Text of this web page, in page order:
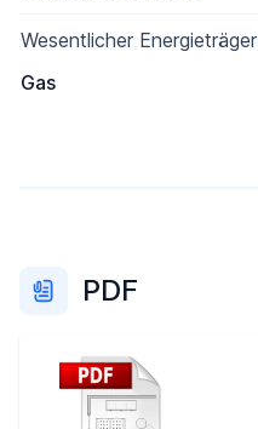
Wesentlicher Energieträger
Gas
PDF